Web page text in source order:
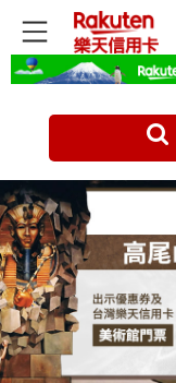
打
開首頁 日本旅遊優惠